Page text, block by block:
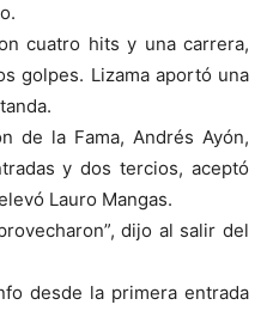
cuatro hits y una carrera,
golpes. Lizama aportó una
de la Fama, Andrés Ayón,
y dos tercios, aceptó
Lauro Mangas.
dijo al salir del
desde la primera entrada